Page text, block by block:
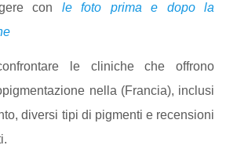
con le foto prima e dopo la
le cliniche che offrono
nella (Francia), inclusi
diversi tipi di pigmenti e recensioni